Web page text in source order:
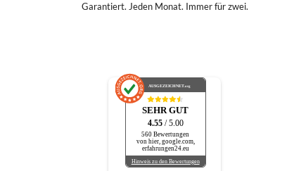
Garantiert. Jeden Monat. Immer für zwei.
AUSGEZEICHNET.org
SEHR GUT
4.55 / 5.00
560 Bewertungen
von hier, google.com,
erfahrungen24.eu
Hinweis zu den Bewertungen